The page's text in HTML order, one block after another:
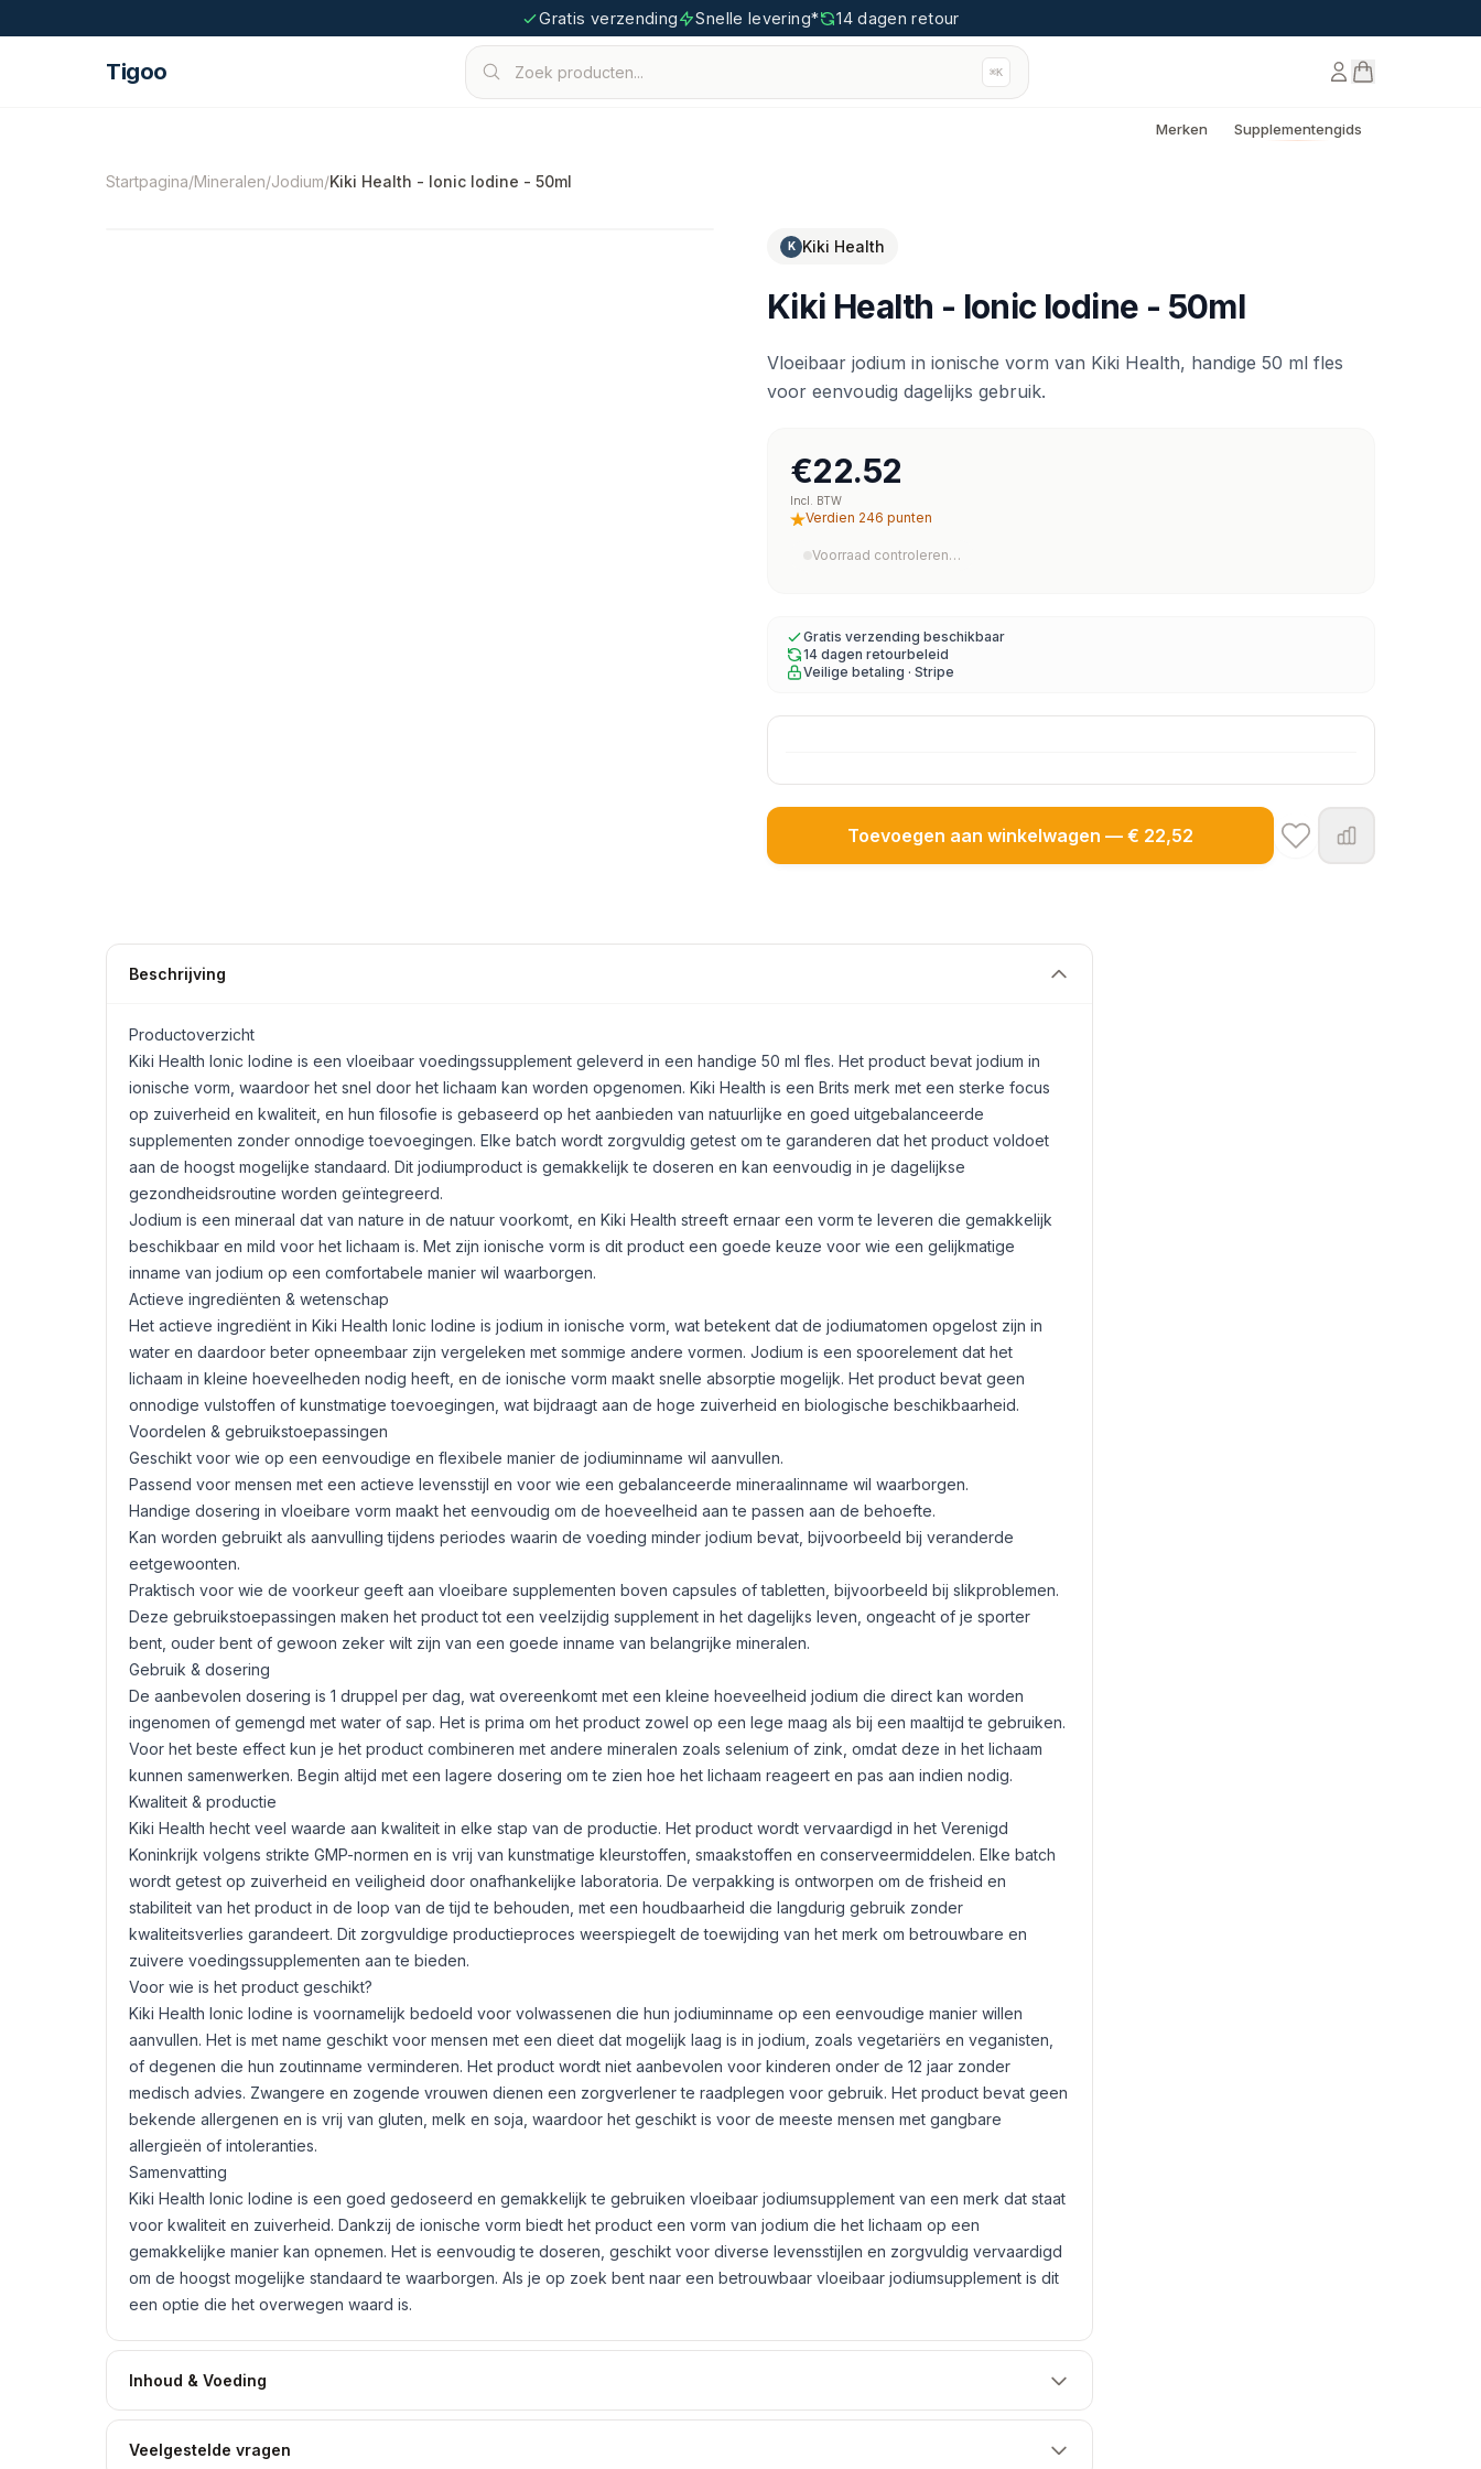
Gratis verzending Snelle levering* 14 dagen retour
Tigoo Zoek producten... ⌘K
Merken Supplementengids
©2026Nutri Nordic AB.Alle rechten voorbehouden.tigoo.com
Startpagina/Mineralen/Jodium/Kiki Health - Ionic Iodine - 50ml
K Kiki Health
Kiki Health - Ionic Iodine - 50ml
Vloeibaar jodium in ionische vorm van Kiki Health, handige 50 ml fles
voor eenvoudig dagelijks gebruik.
€22.52
Incl. BTW
Verdien 246 punten
Voorraad controleren…
Gratis verzending beschikbaar
14 dagen retourbeleid
Veilige betaling · Stripe
Toevoegen aan winkelwagen — € 22,52
Beschrijving
Productoverzicht
Kiki Health Ionic Iodine is een vloeibaar voedingssupplement geleverd in een handige 50 ml fles. Het product bevat jodium in
ionische vorm, waardoor het snel door het lichaam kan worden opgenomen. Kiki Health is een Brits merk met een sterke focus
op zuiverheid en kwaliteit, en hun filosofie is gebaseerd op het aanbieden van natuurlijke en goed uitgebalanceerde
supplementen zonder onnodige toevoegingen. Elke batch wordt zorgvuldig getest om te garanderen dat het product voldoet
aan de hoogst mogelijke standaard. Dit jodiumproduct is gemakkelijk te doseren en kan eenvoudig in je dagelijkse
gezondheidsroutine worden geïntegreerd.
Jodium is een mineraal dat van nature in de natuur voorkomt, en Kiki Health streeft ernaar een vorm te leveren die gemakkelijk
beschikbaar en mild voor het lichaam is. Met zijn ionische vorm is dit product een goede keuze voor wie een gelijkmatige
inname van jodium op een comfortabele manier wil waarborgen.
Actieve ingrediënten & wetenschap
Het actieve ingrediënt in Kiki Health Ionic Iodine is jodium in ionische vorm, wat betekent dat de jodiumatomen opgelost zijn in
water en daardoor beter opneembaar zijn vergeleken met sommige andere vormen. Jodium is een spoorelement dat het
lichaam in kleine hoeveelheden nodig heeft, en de ionische vorm maakt snelle absorptie mogelijk. Het product bevat geen
onnodige vulstoffen of kunstmatige toevoegingen, wat bijdraagt aan de hoge zuiverheid en biologische beschikbaarheid.
Voordelen & gebruikstoepassingen
Geschikt voor wie op een eenvoudige en flexibele manier de jodiuminname wil aanvullen.
Passend voor mensen met een actieve levensstijl en voor wie een gebalanceerde mineraalinname wil waarborgen.
Handige dosering in vloeibare vorm maakt het eenvoudig om de hoeveelheid aan te passen aan de behoefte.
Kan worden gebruikt als aanvulling tijdens periodes waarin de voeding minder jodium bevat, bijvoorbeeld bij veranderde
eetgewoonten.
Praktisch voor wie de voorkeur geeft aan vloeibare supplementen boven capsules of tabletten, bijvoorbeeld bij slikproblemen.
Deze gebruikstoepassingen maken het product tot een veelzijdig supplement in het dagelijks leven, ongeacht of je sporter
bent, ouder bent of gewoon zeker wilt zijn van een goede inname van belangrijke mineralen.
Gebruik & dosering
De aanbevolen dosering is 1 druppel per dag, wat overeenkomt met een kleine hoeveelheid jodium die direct kan worden
ingenomen of gemengd met water of sap. Het is prima om het product zowel op een lege maag als bij een maaltijd te gebruiken.
Voor het beste effect kun je het product combineren met andere mineralen zoals selenium of zink , omdat deze in het lichaam
kunnen samenwerken. Begin altijd met een lagere dosering om te zien hoe het lichaam reageert en pas aan indien nodig.
Kwaliteit & productie
Kiki Health hecht veel waarde aan kwaliteit in elke stap van de productie. Het product wordt vervaardigd in het Verenigd
Koninkrijk volgens strikte GMP-normen en is vrij van kunstmatige kleurstoffen, smaakstoffen en conserveermiddelen. Elke batch
wordt getest op zuiverheid en veiligheid door onafhankelijke laboratoria. De verpakking is ontworpen om de frisheid en
stabiliteit van het product in de loop van de tijd te behouden, met een houdbaarheid die langdurig gebruik zonder
kwaliteitsverlies garandeert. Dit zorgvuldige productieproces weerspiegelt de toewijding van het merk om betrouwbare en
zuivere voedingssupplementen aan te bieden.
Voor wie is het product geschikt?
Kiki Health Ionic Iodine is voornamelijk bedoeld voor volwassenen die hun jodiuminname op een eenvoudige manier willen
aanvullen. Het is met name geschikt voor mensen met een dieet dat mogelijk laag is in jodium, zoals vegetariërs en veganisten,
of degenen die hun zoutinname verminderen. Het product wordt niet aanbevolen voor kinderen onder de 12 jaar zonder
medisch advies. Zwangere en zogende vrouwen dienen een zorgverlener te raadplegen voor gebruik. Het product bevat geen
bekende allergenen en is vrij van gluten , melk en soja, waardoor het geschikt is voor de meeste mensen met gangbare
allergieën of intoleranties.
Samenvatting
Kiki Health Ionic Iodine is een goed gedoseerd en gemakkelijk te gebruiken vloeibaar jodiumsupplement van een merk dat staat
voor kwaliteit en zuiverheid. Dankzij de ionische vorm biedt het product een vorm van jodium die het lichaam op een
gemakkelijke manier kan opnemen. Het is eenvoudig te doseren, geschikt voor diverse levensstijlen en zorgvuldig vervaardigd
om de hoogst mogelijke standaard te waarborgen. Als je op zoek bent naar een betrouwbaar vloeibaar jodiumsupplement is dit
een optie die het overwegen waard is.
Inhoud & Voeding
Veelgestelde vragen